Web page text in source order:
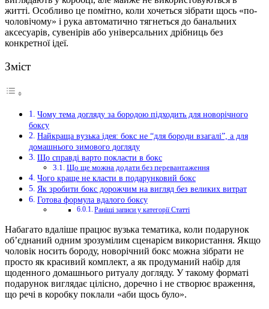
житті. Особливо це помітно, коли хочеться зібрати щось «по-
чоловічому» і рука автоматично тягнеться до банальних
аксесуарів, сувенірів або універсальних дрібниць без
конкретної ідеї.
Зміст
Чому тема догляду за бородою підходить для новорічного
боксу
Найкраща вузька ідея: бокс не “для бороди взагалі”, а для
домашнього зимового догляду
Що справді варто покласти в бокс
Що ще можна додати без перевантаження
Чого краще не класти в подарунковий бокс
Як зробити бокс дорожчим на вигляд без великих витрат
Готова формула вдалого боксу
Раніші записи у категорії Статті
Набагато вдаліше працює вузька тематика, коли подарунок
об’єднаний одним зрозумілим сценарієм використання. Якщо
чоловік носить бороду, новорічний бокс можна зібрати не
просто як красивий комплект, а як продуманий набір для
щоденного домашнього ритуалу догляду. У такому форматі
подарунок виглядає цілісно, доречно і не створює враження,
що речі в коробку поклали «аби щось було».